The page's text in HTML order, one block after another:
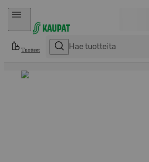
Hyppää sisältöön
Tuotteet